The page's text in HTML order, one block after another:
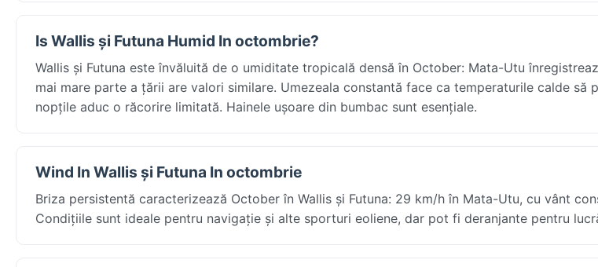
Is Wallis și Futuna Humid In octombrie?
Wallis și Futuna este învăluită de o umiditate tropicală densă în October: Mata-Utu
mai mare parte a țării are valori similare. Umezeala constantă face ca temperaturile calde să
nopțile aduc o răcorire limitată. Hainele ușoare din bumbac sunt esențiale.
Wind In Wallis și Futuna In octombrie
Briza persistentă caracterizează October în Wallis și Futuna: 29 km/h în Mata-Utu, cu vânt
Condițiile sunt ideale pentru navigație și alte sporturi eoliene, dar pot fi deranjante pentru